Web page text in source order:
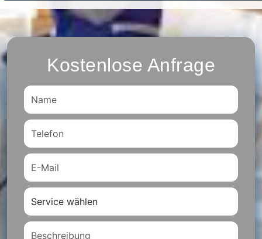
Kostenlose Anfrage